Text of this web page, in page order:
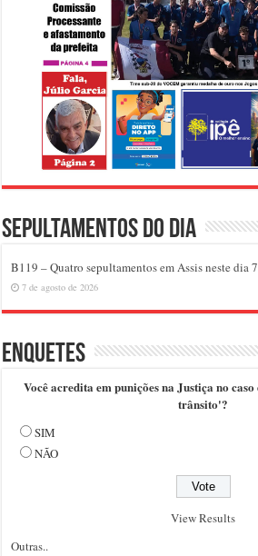
Sepultamentos do dia
B119 – Quatro sepultamentos em Assis neste dia
7 de agosto de 2026
Enquetes
Você acredita em punições na Justiça no
trânsito'?
SIM
NÃO
View Results
Outras..